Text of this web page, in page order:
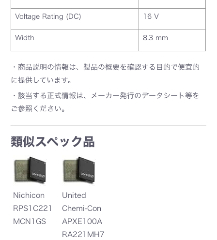
Voltage Rating (DC) 16 V
Width 8.3 mm
・商品説明の情報は、製品の概要を確認する目的で便宜的
に提供しています。
・該当する正式情報は、メーカー発行のデータシート等を
ご参照ください。
類似スペック品
Nichicon
RPS1C221
MCN1GS
United
Chemi-Con
APXE100A
RA221MH7